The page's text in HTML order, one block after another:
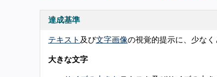
達成基準
テキスト 及び文字画像の視覚的提示に、少なく
大きな文字